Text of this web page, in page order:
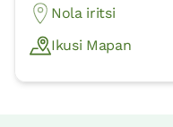
Nola iritsi
Ikusi Mapan